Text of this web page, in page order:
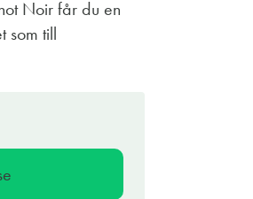
Noir får du en
till